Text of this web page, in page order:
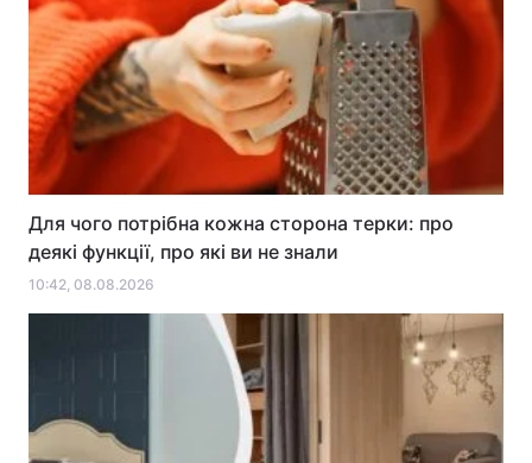
Для чого потрібна кожна сторона терки: про
деякі функції, про які ви не знали
10:42, 08.08.2026